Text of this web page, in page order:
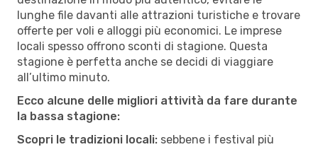
lunghe file davanti alle attrazioni turistiche e trovare
offerte per voli e alloggi più economici. Le imprese
locali spesso offrono sconti di stagione. Questa
stagione è perfetta anche se decidi di viaggiare
all’ultimo minuto.
Ecco alcune delle migliori attività da fare durante
la bassa stagione:
Scopri le tradizioni locali: sebbene i festival più